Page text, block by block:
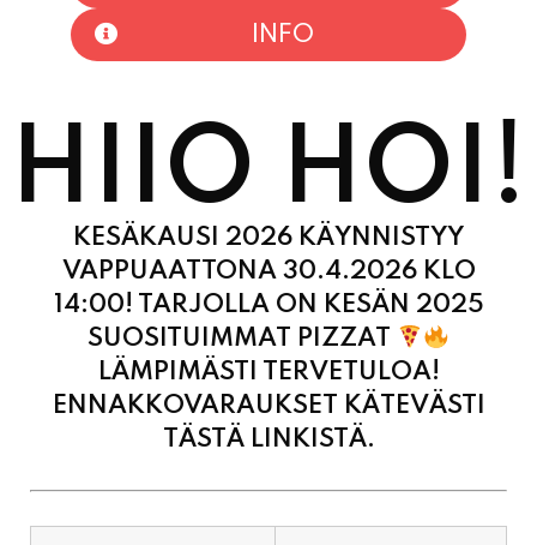
HIIO HOI!
KESÄKAUSI 2026 KÄYNNISTYY
VAPPUAATTONA 30.4.2026 KLO
14:00! TARJOLLA ON KESÄN 2025
SUOSITUIMMAT PIZZAT
LÄMPIMÄSTI TERVETULOA!
ENNAKKOVARAUKSET KÄTEVÄSTI
TÄSTÄ LINKISTÄ.
TIISTAI 11:00 - 21:00